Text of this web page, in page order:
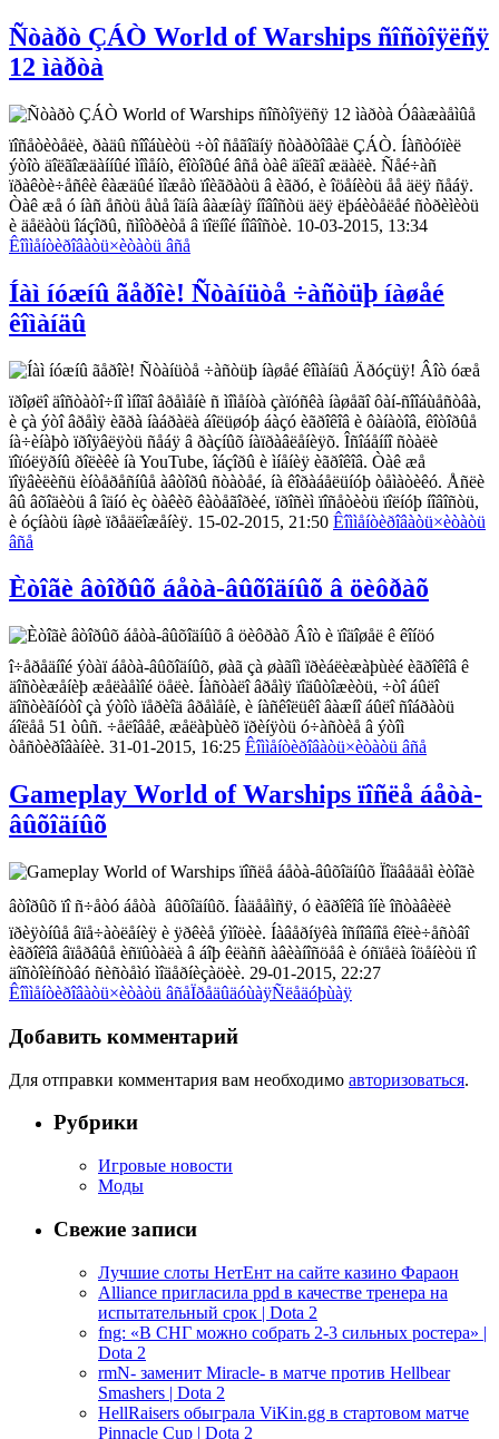
Ñòàðò ÇÁÒ World of Warships ñîñòîÿëñÿ
12 ìàðòà
Óâàæàåìûå
ïîñåòèòåëè, ðàäû ñîîáùèòü ÷òî ñåãîäíÿ ñòàðòîâàë ÇÁÒ. Íàñòóïèë
ýòîò äîëãîæäàííûé ìîìåíò, êîòîðûé âñå òàê äîëãî æäàëè. Ñåé÷àñ
ïðàêòè÷åñêè êàæäûé ìîæåò ïîèãðàòü â èãðó, è îöåíèòü åå äëÿ ñåáÿ.
Òàê æå ó íàñ åñòü åùå îäíà âàæíàÿ íîâîñòü äëÿ ëþáèòåëåé ñòðèìèòü
è äåëàòü îáçîðû, ñìîòðèòå â ïîëíîé íîâîñòè. 10-03-2015, 13:34
Êîììåíòèðîâàòü×èòàòü âñå
Íàì íóæíû ãåðîè! Ñòàíüòå ÷àñòüþ íàøåé
êîìàíäû
Äðóçüÿ! Âîò óæå
ïðîøëî äîñòàòî÷íî ìíîãî âðåìåíè ñ ìîìåíòà çàïóñêà íàøåãî ôàí-ñîîáùåñòâà,
è çà ýòî âðåìÿ èãðà íàáðàëà áîëüøóþ áàçó èãðîêîâ è ôàíàòîâ, êîòîðûå
íà÷èíàþò ïðîÿâëÿòü ñåáÿ â ðàçíûõ íàïðàâëåíèÿõ. Îñîáåííî ñòàëè
ïîïóëÿðíû ðîëèêè íà YouTube, îáçîðû è ìíåíèÿ èãðîêîâ. Òàê æå
ïîÿâèëèñü èíòåðåñíûå àâòîðû ñòàòåé, íà êîðàáåëüíóþ òåìàòèêó. Åñëè
âû âõîäèòü â îäíó èç òàêèõ êàòåãîðèé, ïðîñèì ïîñåòèòü ïîëíóþ íîâîñòü,
è óçíàòü íàøè ïðåäëîæåíèÿ. 15-02-2015, 21:50 Êîììåíòèðîâàòü×èòàòü
âñå
Èòîãè âòîðûõ áåòà-âûõîäíûõ â öèôðàõ
Âîò è ïîäîøåë ê êîíöó
î÷åðåäíîé ýòàï áåòà-âûõîäíûõ, øàã çà øàãîì ïðèáëèæàþùèé èãðîêîâ ê
äîñòèæåíèþ æåëàåìîé öåëè. Íàñòàëî âðåìÿ ïîäûòîæèòü, ÷òî áûëî
äîñòèãíóòî çà ýòîò ïåðèîä âðåìåíè, è íàñêîëüêî âàæíî áûëî ñîáðàòü
áîëåå 51 òûñ. ÷åëîâåê, æåëàþùèõ ïðèíÿòü ó÷àñòèå â ýòîì
òåñòèðîâàíèè. 31-01-2015, 16:25 Êîììåíòèðîâàòü×èòàòü âñå
Gameplay World of Warships ïîñëå áåòà-
âûõîäíûõ
Ïîäâåäåì èòîãè
âòîðûõ ïî ñ÷åòó áåòà  âûõîäíûõ. Íàäååìñÿ, ó èãðîêîâ îíè îñòàâèëè
ïðèÿòíûå âïå÷àòëåíèÿ è ÿðêèå ýìîöèè. Íàâåðíÿêà îñíîâíîå êîëè÷åñòâî
èãðîêîâ âïåðâûå èñïûòàëà â áîþ êëàññ àâèàíîñöåâ è óñïåëà îöåíèòü ïî
äîñòîèíñòâó ñèñòåìó ìîäåðíèçàöèè. 29-01-2015, 22:27
Êîììåíòèðîâàòü×èòàòü âñåÏðåäûäóùàÿÑëåäóþùàÿ
Добавить комментарий
Для отправки комментария вам необходимо авторизоваться.
Рубрики
Игровые новости
Моды
Свежие записи
Лучшие слоты НетЕнт на сайте казино Фараон
Alliance пригласила ppd в качестве тренера на
испытательный срок | Dota 2
fng: «В СНГ можно собрать 2-3 сильных ростера» |
Dota 2
rmN- заменит Miracle- в матче против Hellbear
Smashers | Dota 2
HellRaisers обыграла ViKin.gg в стартовом матче
Pinnacle Cup | Dota 2